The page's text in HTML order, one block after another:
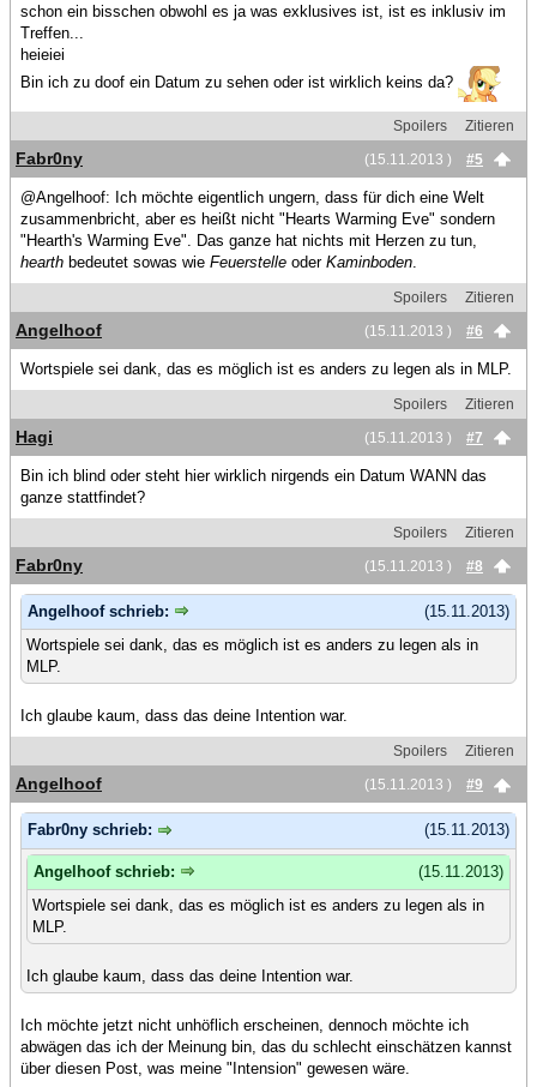
schon ein bisschen obwohl es ja was exklusives ist, ist es inklusiv im
Treffen...
heieiei
Bin ich zu doof ein Datum zu sehen oder ist wirklich keins da?
Spoilers
Zitieren
(15.11.2013 )
#5
Fabr0ny
@Angelhoof: Ich möchte eigentlich ungern, dass für dich eine Welt
zusammenbricht, aber es heißt nicht "Hearts Warming Eve" sondern
"Hearth's Warming Eve". Das ganze hat nichts mit Herzen zu tun,
hearth bedeutet sowas wie Feuerstelle oder Kaminboden
Spoilers
Zitieren
(15.11.2013 )
#6
Angelhoof
Wortspiele sei dank, das es möglich ist es anders zu legen als in MLP.
Spoilers
Zitieren
(15.11.2013 )
#7
Hagi
Bin ich blind oder steht hier wirklich nirgends ein Datum WANN das
ganze stattfindet?
Spoilers
Zitieren
(15.11.2013 )
#8
Fabr0ny
(15.11.2013)
Angelhoof schrieb:
Wortspiele sei dank, das es möglich ist es anders zu legen als in
MLP.
Ich glaube kaum, dass das deine Intention war.
Spoilers
Zitieren
(15.11.2013 )
#9
Angelhoof
(15.11.2013)
Fabr0ny schrieb:
(15.11.2013)
Angelhoof schrieb:
Wortspiele sei dank, das es möglich ist es anders zu legen als in
MLP.
Ich glaube kaum, dass das deine Intention war.
Ich möchte jetzt nicht unhöflich erscheinen, dennoch möchte ich
abwägen das ich der Meinung bin, das du schlecht einschätzen kannst
über diesen Post, was meine "Intension" gewesen wäre.